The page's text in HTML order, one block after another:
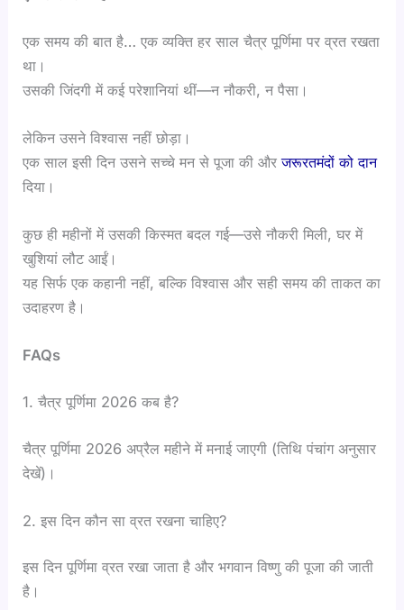
एक समय की बात है… एक व्यक्ति हर साल चैत्र पूर्णिमा पर व्रत रखता
था।
उसकी जिंदगी में कई परेशानियां थीं—न नौकरी, न पैसा।
लेकिन उसने विश्वास नहीं छोड़ा।
एक साल इसी दिन उसने सच्चे मन से पूजा की औरजरूरतमंदों को दान
दिया।
कुछ ही महीनों में उसकी किस्मत बदल गई—उसे नौकरी मिली, घर में
खुशियां लौट आईं।
यह सिर्फ एक कहानी नहीं, बल्कि विश्वास और सही समय की ताकत का
उदाहरण है।
FAQs
1. चैत्र पूर्णिमा 2026 कब है?
चैत्र पूर्णिमा 2026 अप्रैल महीने में मनाई जाएगी (तिथि पंचांग अनुसार
देखें)।
2. इस दिन कौन सा व्रत रखना चाहिए?
इस दिन पूर्णिमा व्रत रखा जाता है और भगवान विष्णु की पूजा की जाती
है।